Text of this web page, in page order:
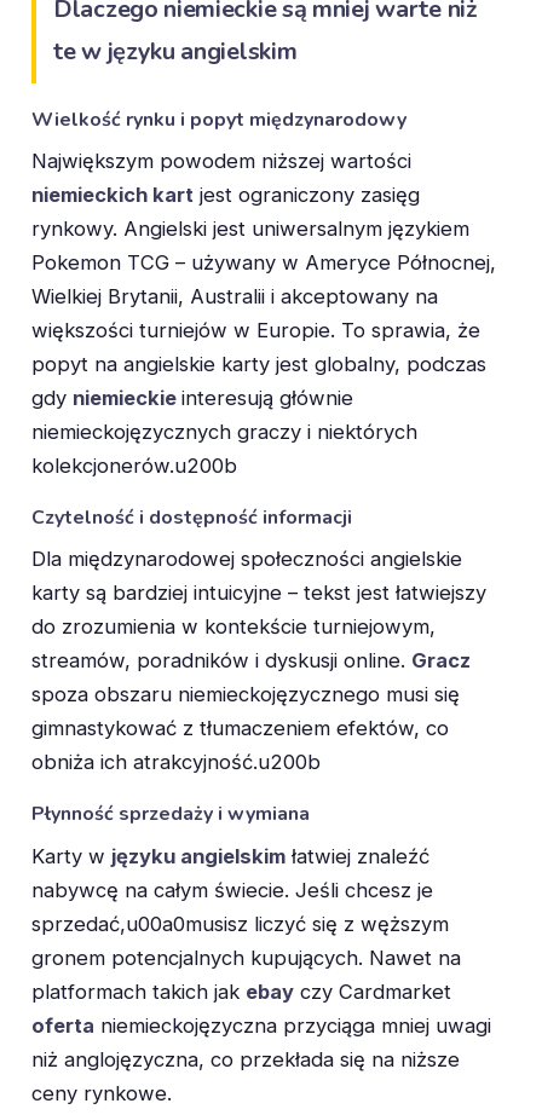
Dlaczego niemieckie są mniej warte niż
te w języku angielskim
Wielkość rynku i popyt międzynarodowy
Największym powodem niższej wartości
niemieckich kart jest ograniczony zasięg
rynkowy. Angielski jest uniwersalnym językiem
Pokemon TCG – używany w Ameryce Północnej,
Wielkiej Brytanii, Australii i akceptowany na
większości turniejów w Europie. To sprawia, że
popyt na angielskie karty jest globalny, podczas
gdy niemieckie interesują głównie
niemieckojęzycznych graczy i niektórych
kolekcjonerów.u200b
Czytelność i dostępność informacji
Dla międzynarodowej społeczności angielskie
karty są bardziej intuicyjne – tekst jest łatwiejszy
do zrozumienia w kontekście turniejowym,
streamów, poradników i dyskusji online. Gracz
spoza obszaru niemieckojęzycznego musi się
gimnastykować z tłumaczeniem efektów, co
obniża ich atrakcyjność.u200b
Płynność sprzedaży i wymiana
Karty w języku angielskim łatwiej znaleźć
nabywcę na całym świecie. Jeśli chcesz je
sprzedać,u00a0musisz liczyć się z węższym
gronem potencjalnych kupujących. Nawet na
platformach takich jak ebay czy Cardmarket
oferta niemieckojęzyczna przyciąga mniej uwagi
niż anglojęzyczna, co przekłada się na niższe
ceny rynkowe.